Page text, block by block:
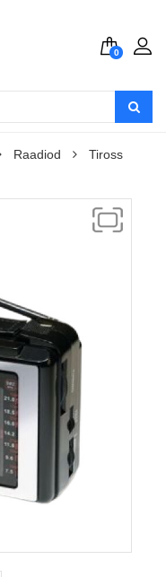
0
Raadiod
Tiross